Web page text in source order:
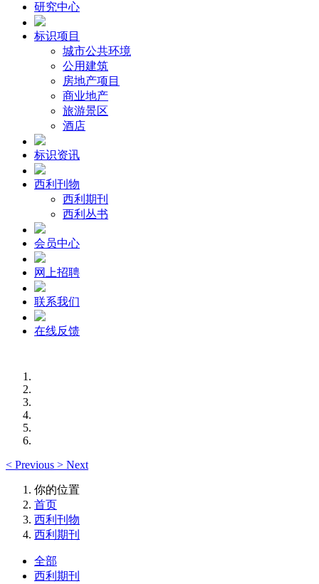
研究中心
标识项目
城市公共环境
公用建筑
房地产项目
商业地产
旅游景区
酒店
标识资讯
西利刊物
西利期刊
西利丛书
会员中心
网上招聘
联系我们
在线反馈
< Previous > Next
你的位置
首页
西利刊物
西利期刊
全部
西利期刊